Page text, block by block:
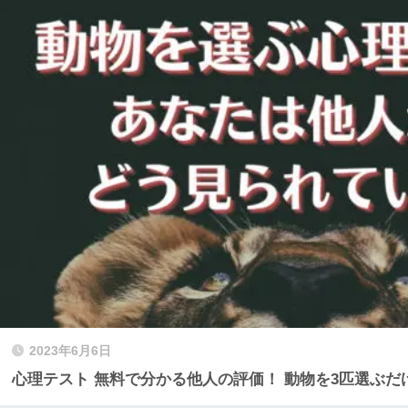
2023年6月6日
心理テスト 無料で分かる他人の評価！ 動物を3匹選ぶだ